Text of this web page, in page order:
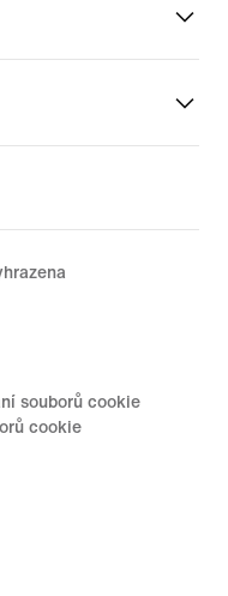
souborů cookie
cookie